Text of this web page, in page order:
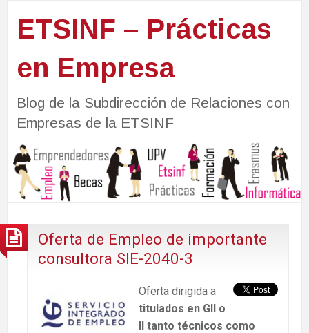
ETSINF – Prácticas
en Empresa
Blog de la Subdirección de Relaciones con
Empresas de la ETSINF
Oferta de Empleo de importante
consultora SIE-2040-3
Oferta dirigida a
titulados en GII o
II tanto técnicos como